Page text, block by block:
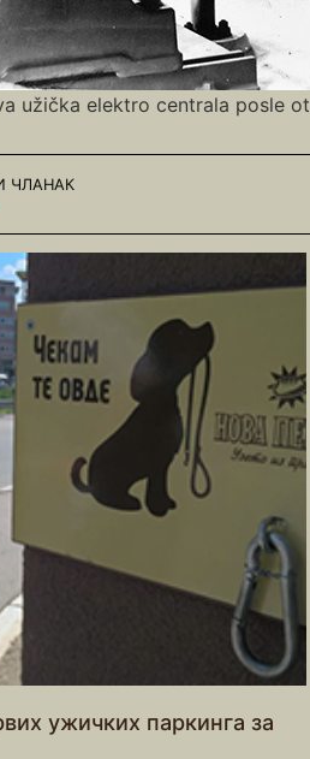
užička elektro centrala posle
ЧЛАНАК
ужичких паркинга за